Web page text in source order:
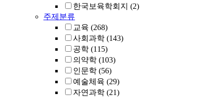
한국보육학회지 (2)
주제분류
교육 (268)
사회과학 (143)
공학 (115)
의약학 (103)
인문학 (56)
예술체육 (29)
자연과학 (21)